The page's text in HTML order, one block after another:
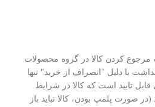
کردن کالا در گروه محصولات
با دلیل "انصراف از خرید" تنها
تایید است که کالا در شرایط
(در صورت پلمپ بودن، کالا نباید باز